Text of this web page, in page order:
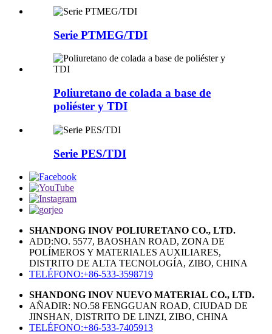
Serie PTMEG/TDI
Poliuretano de colada a base de
poliéster y TDI
Serie PES/TDI
SHANDONG INOV POLIURETANO CO., LTD.
ADD:NO. 5577, BAOSHAN ROAD, ZONA DE
POLÍMEROS Y MATERIALES AUXILIARES,
DISTRITO DE ALTA TECNOLOGÍA, ZIBO, CHINA
TELÉFONO:+86-533-3598719
SHANDONG INOV NUEVO MATERIAL CO., LTD.
AÑADIR: NO.58 FENGGUAN ROAD, CIUDAD DE
JINSHAN, DISTRITO DE LINZI, ZIBO, CHINA
TELÉFONO:+86-533-7405913